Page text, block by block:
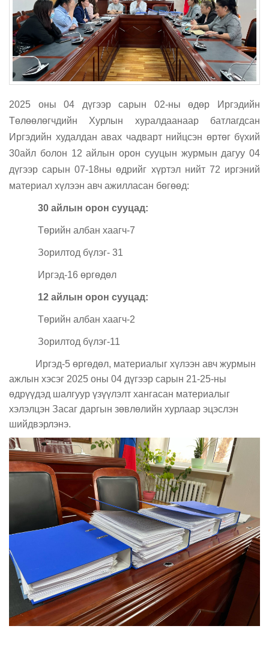
2025 оны 04 дүгээр сарын 02-ны өдөр Иргэдийн
Төлөөлөгчдийн Хурлын хуралдаанаар батлагдсан
Иргэдийн худалдан авах чадварт нийцсэн өртөг бүхий
30айл болон 12 айлын орон сууцын журмын дагуу 04
дүгээр сарын 07-18ны өдрийг хүртэл нийт 72 иргэний
материал хүлээн авч ажилласан бөгөөд:
30 айлын орон сууцад:
Төрийн албан хаагч-7
Зорилтод бүлэг- 31
Иргэд-16 өргөдөл
12 айлын орон сууцад:
Төрийн албан хаагч-2
Зорилтод бүлэг-11
Иргэд-5 өргөдөл, материалыг хүлээн авч журмын
ажлын хэсэг 2025 оны 04 дүгээр сарын 21-25-ны
өдрүүдэд шалгуур үзүүлэлт хангасан материалыг
хэлэлцэн Засаг даргын зөвлөлийн хурлаар эцэслэн
шийдвэрлэнэ.